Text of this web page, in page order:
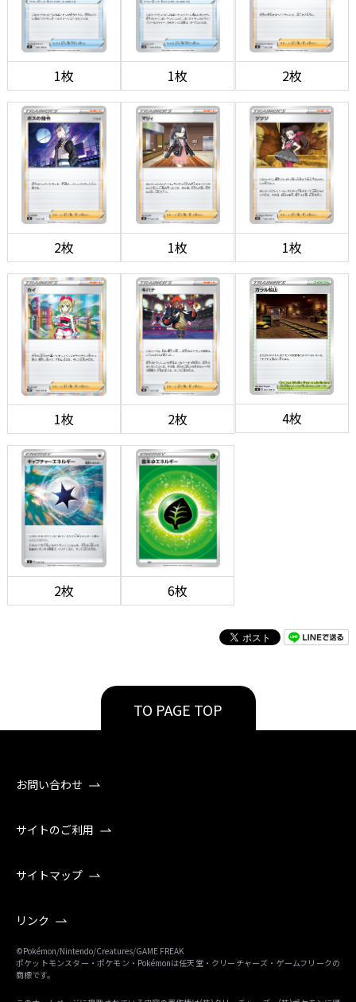
1枚 1枚 2枚
2枚 1枚 1枚
1枚 2枚 4枚
2枚 6枚
TO PAGE TOP
お問い合わせ
サイトのご利用
サイトマップ
リンク
©Pokémon/Nintendo/Creatures/GAME FREAK
ポケットモンスター・ポケモン・Pokémonは任天堂・クリーチャーズ・ゲームフリークの
商標です。